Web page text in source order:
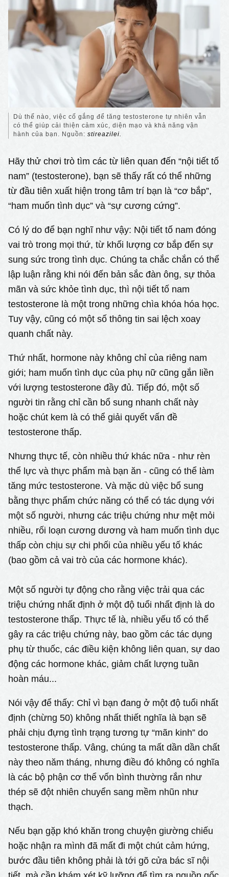
Dù thế nào, việc cố gắng để tăng testosterone tự nhiên vẫn
có thể giúp cải thiện cảm xúc, diện mạo và khả năng vận
hành của bạn. Nguồn:stireazilei.
Hãy thử chơi trò tìm các từ liên quan đến “nội tiết tố
nam” (testosterone), bạn sẽ thấy rất có thể những
từ đầu tiên xuất hiện trong tâm trí bạn là “cơ bắp”,
“ham muốn tình dục” và “sự cương cứng”.
Có lý do để bạn nghĩ như vậy: Nội tiết tố nam đóng
vai trò trong mọi thứ, từ khối lượng cơ bắp đến sự
sung sức trong tình dục. Chúng ta chắc chắn có thể
lập luận rằng khi nói đến bản sắc đàn ông, sự thỏa
mãn và sức khỏe tình dục, thì nội tiết tố nam
testosterone là một trong những chìa khóa hóa học.
Tuy vậy, cũng có một số thông tin sai lệch xoay
quanh chất này.
Thứ nhất, hormone này không chỉ của riêng nam
giới; ham muốn tình dục của phụ nữ cũng gắn liền
với lượng testosterone đầy đủ. Tiếp đó, một số
người tin rằng chỉ cần bổ sung nhanh chất này
hoặc chút kem là có thể giải quyết vấn đề
testosterone thấp.
Nhưng thực tế, còn nhiều thứ khác nữa - như rèn
thể lực và thực phẩm mà bạn ăn - cũng có thể làm
tăng mức testosterone. Và mặc dù việc bổ sung
bằng thực phẩm chức năng có thể có tác dụng với
một số người, nhưng các triệu chứng như mệt mỏi
nhiều, rối loạn cương dương và ham muốn tình dục
thấp còn chịu sự chi phối của nhiều yếu tố khác
(bao gồm cả vai trò của các hormone khác).
Một số người tự động cho rằng việc trải qua các
triệu chứng nhất định ở một độ tuổi nhất định là do
testosterone thấp. Thực tế là, nhiều yếu tố có thể
gây ra các triệu chứng này, bao gồm các tác dụng
phụ từ thuốc, các điều kiện không liên quan, sự dao
động các hormone khác, giảm chất lượng tuần
hoàn máu...
Nói vậy để thấy: Chỉ vì bạn đang ở một độ tuổi nhất
định (chừng 50) không nhất thiết nghĩa là bạn sẽ
phải chịu đựng tình trạng tương tự “mãn kinh” do
testosterone thấp. Vâng, chúng ta mất dần dần chất
này theo năm tháng, nhưng điều đó không có nghĩa
là các bộ phận cơ thể vốn bình thường rắn như
thép sẽ đột nhiên chuyển sang mềm nhũn như
thạch.
Nếu bạn gặp khó khăn trong chuyện giường chiếu
hoặc nhận ra mình đã mất đi một chút cảm hứng,
bước đầu tiên không phải là tới gõ cửa bác sĩ nội